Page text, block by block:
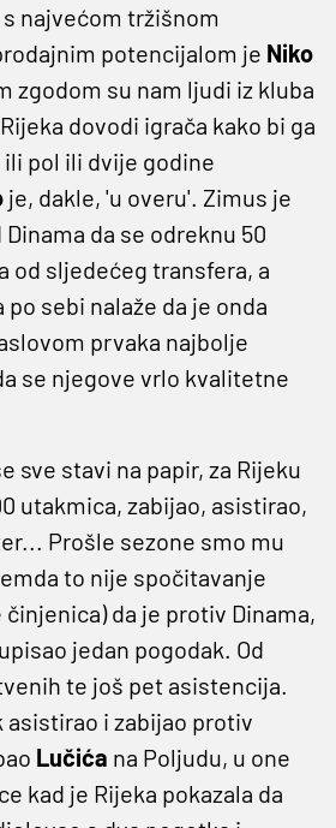
najvećom tržišnom
potencijalom je Niko
zgodom su nam ljudi iz kluba
dovodi igrača kako bi ga
pol ili dvije godine
je, dakle, 'u overu'. Zimus je
da se odreknu 50
od sljedećeg transfera, a
sebi nalaže da je onda
prvaka najbolje
se njegove vrlo kvalitetne
sve stavi na papir, za Rijeku
utakmica, zabijao, asistirao,
Prošle sezone smo mu
to nije spočitavanje
da je protiv Dinama,
jedan pogodak. Od
te još pet asistencija.
asistirao i zabijao protiv
Lučića na Poljudu, u one
kad je Rijeka pokazala da